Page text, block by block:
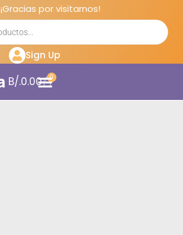
¡Gracias por visitarnos!
Sign Up
B/.0.00 0